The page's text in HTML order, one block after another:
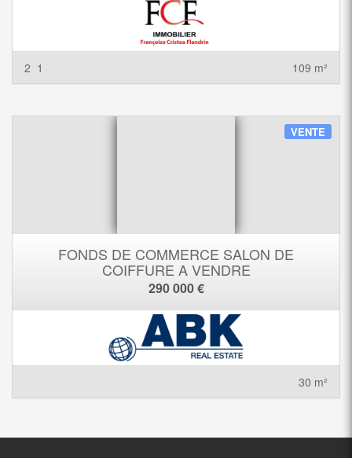
2 1 109 m²
VENTE
FONDS DE COMMERCE SALON DE
COIFFURE A VENDRE
290 000 €
30 m²